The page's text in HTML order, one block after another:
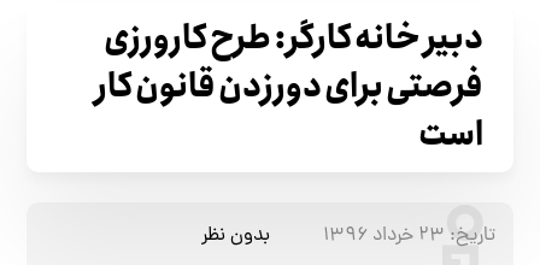
دبیر خانه کارگر: طرح کارورزی
فرصتی برای دورزدن قانون کار
است
تاریخ: ۲۳ خرداد ۱۳۹۶
بدون نظر